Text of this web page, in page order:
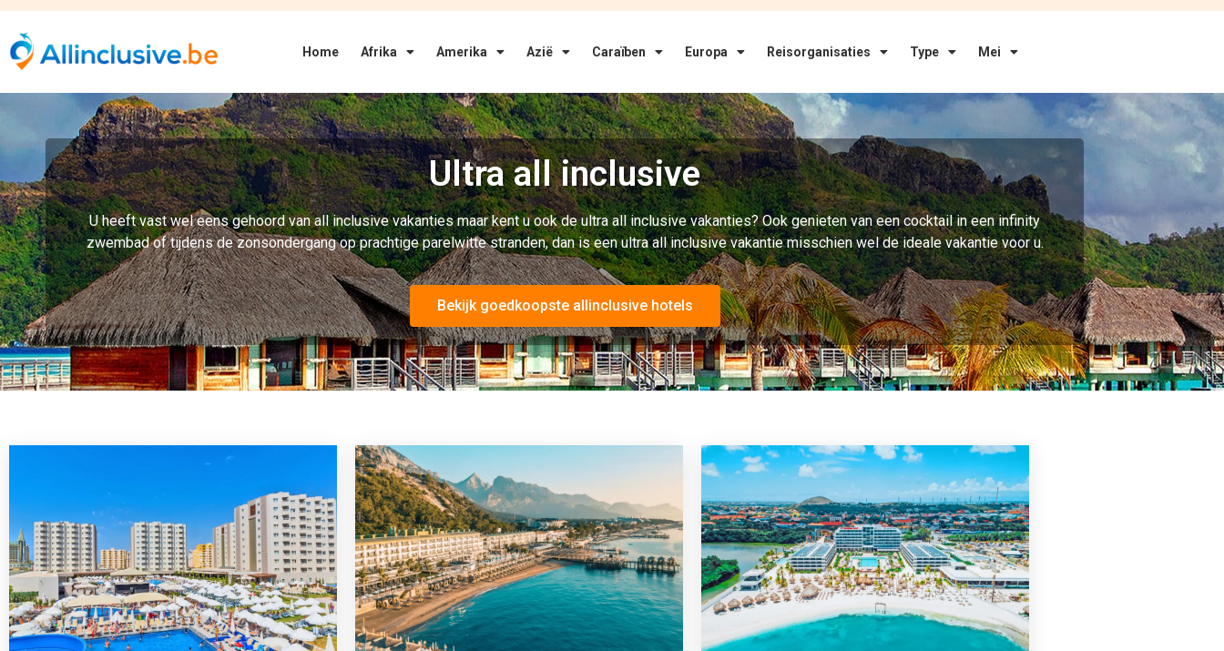
Ultra all inclusive
U heeft vast wel eens gehoord van all inclusive vakanties maar kent u ook de ultra all inclusive vakanties? Ook genieten van een cocktail in een infinity
zwembad of tijdens de zonsondergang op prachtige parelwitte stranden, dan is een ultra all inclusive vakantie misschien wel de ideale vakantie voor u.
Bekijk goedkoopste allinclusive hotels